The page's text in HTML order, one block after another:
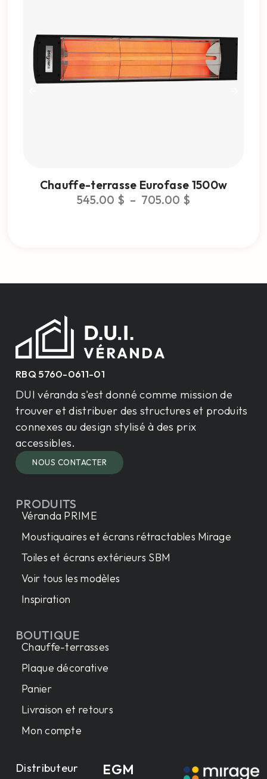
Chauffe-terrasse Eurofase 1500w
545.00 $ – 705.00 $
RBQ 5760-0611-01
DUI véranda s'est donné comme mission de
trouver et distribuer des structures et produits
connexes au design stylisé à des prix
accessibles.
NOUS CONTACTER
PRODUITS
Véranda PRIME
Moustiquaires et écrans rétractables Mirage
Toiles et écrans extérieurs SBM
Voir tous les modèles
Inspiration
BOUTIQUE
Chauffe-terrasses
Plaque décorative
Panier
Livraison et retours
Mon compte
Distributeur
EGM